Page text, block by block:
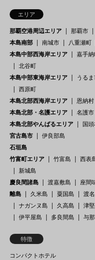
エリア
那覇空港周辺エリア
那覇市
本島南部
南城市 八重瀬町
本島中部西海岸エリア
嘉手
北谷町
本島中部東海岸エリア
うる
西原町
本島北部西海岸エリア
恩納村
本島北部・名護エリア
名護市
本島北部やんばるエリア
国
宮古島市
伊良部島
石垣島
竹富町エリア
竹富島 西表
新城島
慶良間諸島
渡嘉敷島 座間
離島
久米島 粟国島 渡
ナガンヌ島
久高島 津
伊平屋島
多良間島 与
特徴
コンパクトホテル